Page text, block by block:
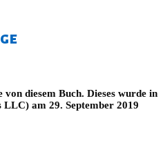
von diesem Buch. Dieses wurde in
am 29. September 2019